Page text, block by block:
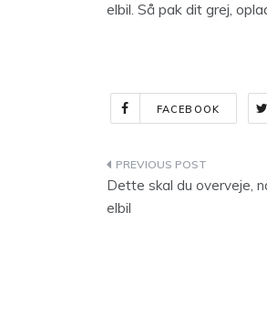
elbil. Så pak dit grej,
FACEBOOK
Dette skal du overveje,
elbil